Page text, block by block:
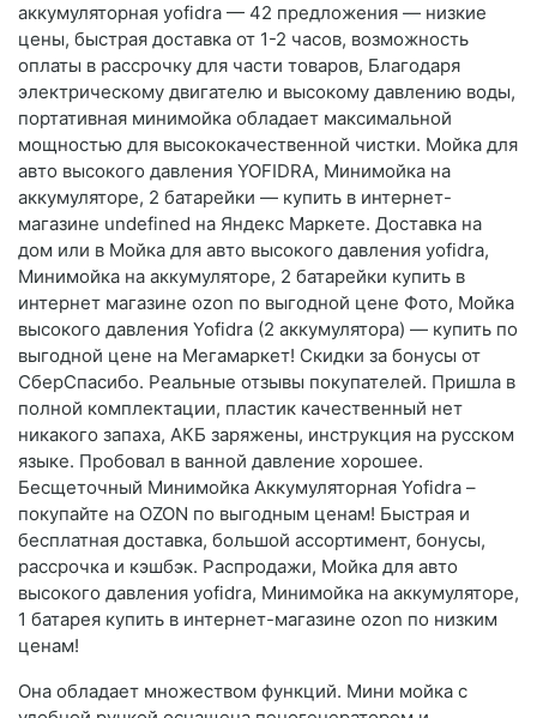
аккумуляторная yofidra — 42 предложения — низкие
цены, быстрая доставка от 1-2 часов, возможность
оплаты в рассрочку для части товаров, Благодаря
электрическому двигателю и высокому давлению воды,
портативная минимойка обладает максимальной
мощностью для высококачественной чистки. Мойка для
авто высокого давления YOFIDRA, Минимойка на
аккумуляторе, 2 батарейки — купить в интернет-
магазине undefined на Яндекс Маркете. Доставка на
дом или в Мойка для авто высокого давления yofidra,
Минимойка на аккумуляторе, 2 батарейки купить в
интернет магазине ozon по выгодной цене Фото, Мойка
высокого давления Yofidra (2 аккумулятора) — купить по
выгодной цене на Мегамаркет! Скидки за бонусы от
СберСпасибо. Реальные отзывы покупателей. Пришла в
полной комплектации, пластик качественный нет
никакого запаха, АКБ заряжены, инструкция на русском
языке. Пробовал в ванной давление хорошее.
Бесщеточный Минимойка Аккумуляторная Yofidra –
покупайте на OZON по выгодным ценам! Быстрая и
бесплатная доставка, большой ассортимент, бонусы,
рассрочка и кэшбэк. Распродажи, Мойка для авто
высокого давления yofidra, Минимойка на аккумуляторе,
1 батарея купить в интернет-магазине ozon по низким
ценам!
Она обладает множеством функций. Мини мойка с